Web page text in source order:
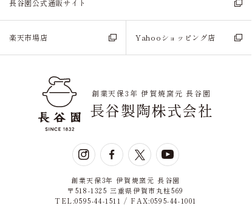
長谷園公式通販サイト
楽天市場店 Yahooショッピング店
創業天保3年 伊賀焼窯元 長谷園
長谷製陶株式会社
創業天保3年 伊賀焼窯元 長谷園
〒518-1325 三重県伊賀市丸柱569
TEL:0595-44-1511 / FAX:0595-44-1001